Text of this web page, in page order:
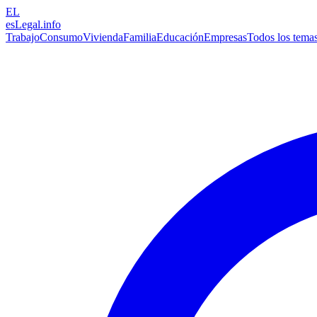
EL
esLegal.info
TrabajoConsumoViviendaFamiliaEducaciónEmpresasTodos los